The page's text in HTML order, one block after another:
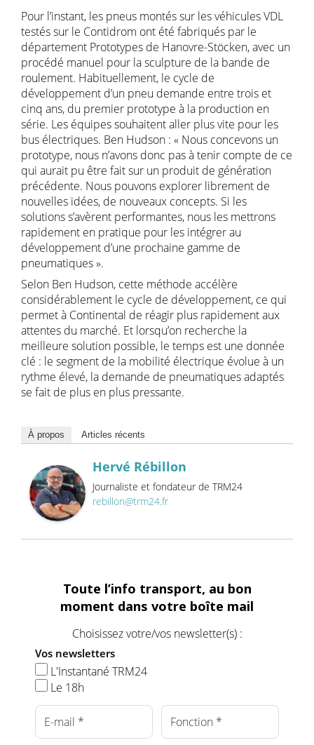
Pour l’instant, les pneus montés sur les véhicules VDL
testés sur le Contidrom ont été fabriqués par le
département Prototypes de Hanovre-Stöcken, avec un
procédé manuel pour la sculpture de la bande de
roulement. Habituellement, le cycle de
développement d’un pneu demande entre trois et
cinq ans, du premier prototype à la production en
série. Les équipes souhaitent aller plus vite pour les
bus électriques. Ben Hudson : « Nous concevons un
prototype, nous n’avons donc pas à tenir compte de ce
qui aurait pu être fait sur un produit de génération
précédente. Nous pouvons explorer librement de
nouvelles idées, de nouveaux concepts. Si les
solutions s’avèrent performantes, nous les mettrons
rapidement en pratique pour les intégrer au
développement d’une prochaine gamme de
pneumatiques ».
Selon Ben Hudson, cette méthode accélère
considérablement le cycle de développement, ce qui
permet à Continental de réagir plus rapidement aux
attentes du marché. Et lorsqu’on recherche la
meilleure solution possible, le temps est une donnée
clé : le segment de la mobilité électrique évolue à un
rythme élevé, la demande de pneumatiques adaptés
se fait de plus en plus pressante.
À propos Articles récents
Hervé Rébillon
Journaliste et fondateur de TRM24
rebillon@trm24.fr
Toute l’info transport, au bon
moment dans votre boîte mail
Choisissez votre/vos newsletter(s) :
Vos newsletters
L'Instantané TRM24
Le 18h